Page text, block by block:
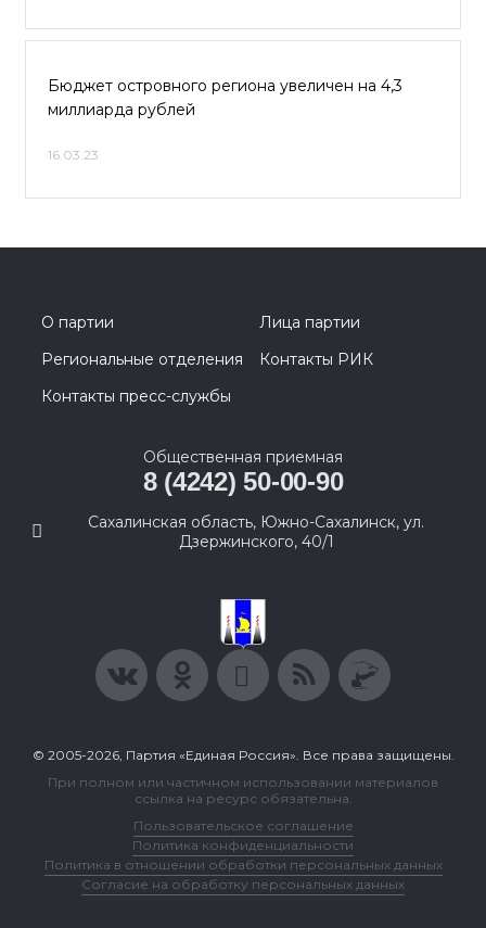
Бюджет островного региона увеличен на 4,3
миллиарда рублей
16.03.23
О партии
Лица партии
Региональные отделения
Контакты РИК
Контакты пресс-службы
Общественная приемная
8 (4242) 50-00-90
Сахалинская область, Южно-Сахалинск, ул.
Дзержинского, 40/1
© 2005-2026, Партия «Единая Россия». Все права защищены.
При полном или частичном использовании материалов
ссылка на ресурс обязательна.
Пользовательское соглашение
Политика конфиденциальности
Политика в отношении обработки персональных данных
Согласие на обработку персональных данных